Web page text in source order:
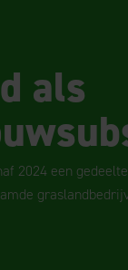
als
2024 een